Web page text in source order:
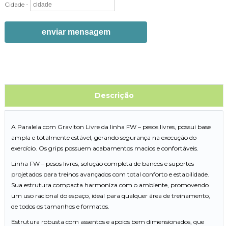
Cidade -
enviar mensagem
Descrição
A Paralela com Graviton Livre da linha FW – pesos livres, possui base
ampla e totalmente estável, gerando segurança na execução do
exercício. Os grips possuem acabamentos macios e confortáveis.
Linha FW – pesos livres, solução completa de bancos e suportes
projetados para treinos avançados com total conforto e estabilidade.
Sua estrutura compacta harmoniza com o ambiente, promovendo
um uso racional do espaço, ideal para qualquer área de treinamento,
de todos os tamanhos e formatos.
Estrutura robusta com assentos e apoios bem dimensionados, que